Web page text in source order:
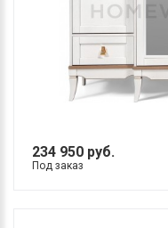
234 950 руб.
Под заказ